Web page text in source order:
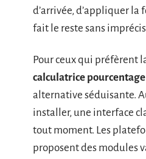
d’arrivée, d’appliquer
fait le reste sans
Pour ceux qui préfèrent
calculatrice pourcentage
alternative séduisante.
installer, une interface
tout moment. Les
proposent des modules